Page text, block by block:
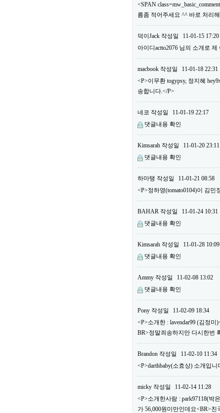
<SPAN
름좀 적어주세요 ^^ 바로 처리
덕이Jack 작성일
11-01-15 17:20
아이디actto2076 님의 소개로
macbook 작성일
11-01-18 22:31
<P>이무환 togypsy, 정지혜
송합니다.</P>
네코 작성일
11-01-19 22:17
댓글내용 확인
Kimsarah 작성일
11-01-20 23:11
댓글내용 확인
하마탱 작성일
11-01-21 08:58
<P>정하영(tomato0104)이 김
BAHAR 작성일
11-01-24 10:31
댓글내용 확인
Kimsarah 작성일
11-01-28 10:09
댓글내용 확인
Ammy 작성일
11-02-08 13:02
댓글내용 확인
Pony 작성일
11-02-09 18:34
<P>소개한 : lavendar99 (김정
BR>정말죄송하지만 다시한번
Brandon 작성일
11-02-10 11:34
<P>darthbaby(소효상) 소개입니
micky 작성일
11-02-14 11:28
<P>소개한사람 : park97118(박
가 56,000원미만인데요<BR>